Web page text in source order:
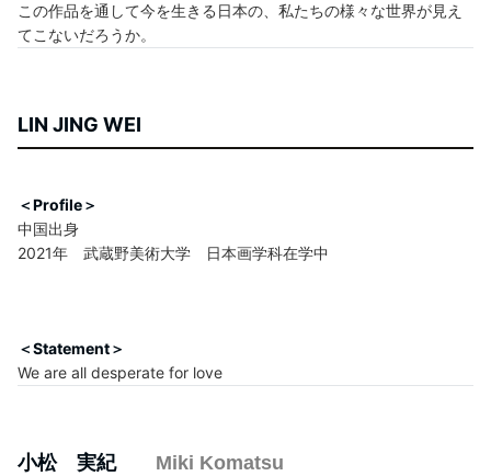
この作品を通して今を生きる日本の、私たちの様々な世界が見え
てこないだろうか。
LIN JING WEI
＜Profile＞
中国出身
2021年 武蔵野美術大学 日本画学科在学中
＜Statement＞
We are all desperate for love
小松 実紀 Miki Komatsu